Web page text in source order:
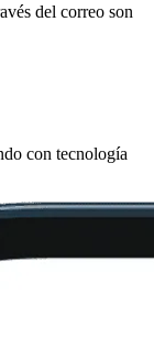
del correo son
con tecnología